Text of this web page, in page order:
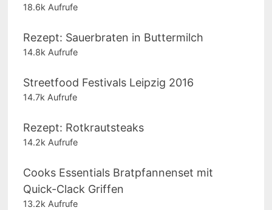
18.6k Aufrufe
Rezept: Sauerbraten in Buttermilch
14.8k Aufrufe
Streetfood Festivals Leipzig 2016
14.7k Aufrufe
Rezept: Rotkrautsteaks
14.2k Aufrufe
Cooks Essentials Bratpfannenset mit
Quick-Clack Griffen
13.2k Aufrufe